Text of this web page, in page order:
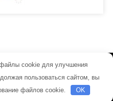
на WordPress
Themes
файлы cookie для улучшения
пользоваться сайтом, вы
файлов cookie.
OK